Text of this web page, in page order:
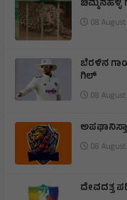
ಚಿಮ್ಮನಹಳ್ಳಿ
08 August
ಬೆರಳಿನ
ಗಿಲ್
08 August
08 August
ದೇವದತ್ತ